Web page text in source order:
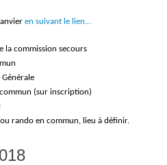
en suivant le lien…
la commission secours
(sur inscription)
rando en commun, lieu à définir.